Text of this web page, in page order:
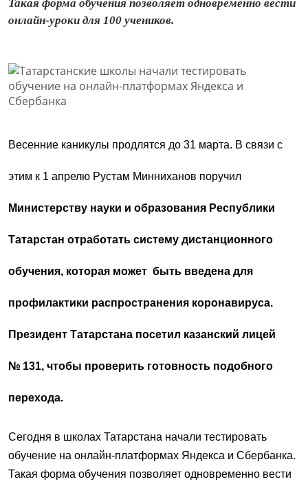
Такая форма обучения позволяет одновременно вести
онлайн-уроки для 100 учеников.
Весенние каникулы продлятся до 31 марта. В связи с
этим к 1 апрелю Рустам Минниханов поручил
Министерству науки и образования Республики
Татарстан отработать систему дистанционного
обучения, которая может быть введена для
профилактики распространения коронавируса.
Президент Татарстана посетил казанский лицей
№ 131, чтобы проверить готовность подобного
перехода.
Сегодня в школах Татарстана начали тестировать
обучение на онлайн-платформах Яндекса и Сбербанка.
Такая форма обучения позволяет одновременно вести